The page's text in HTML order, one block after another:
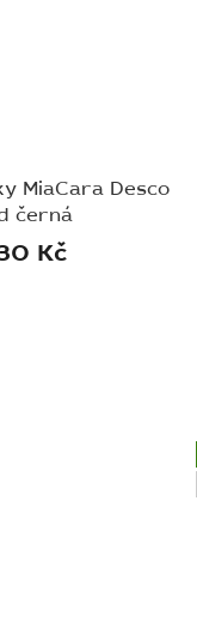
MiaCara Desco
černá
Kč